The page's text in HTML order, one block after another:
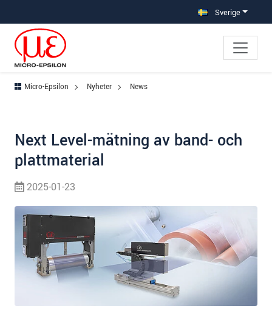
Sverige
Micro-Epsilon Nyheter News
Next Level-mätning av band- och
plattmaterial
2025-01-23